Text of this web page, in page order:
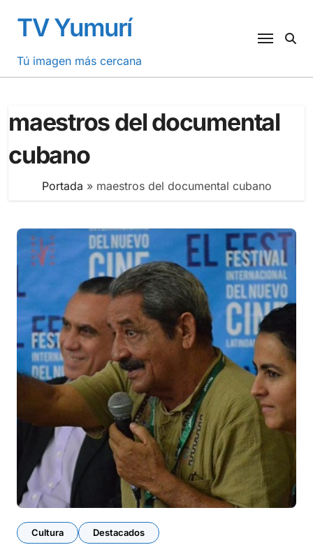
contenido
TV Yumurí
Tú imagen más cercana
maestros del documental
cubano
Portada » maestros del documental cubano
Cultura Destacados